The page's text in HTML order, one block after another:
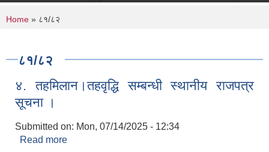
You are here
Home » ८१/८२
८१/८२
४. तहमिलान।तहवृद्धि सम्बन्धी स्थानीय राजपत्र
सूचना ।
Submitted on: Mon, 07/14/2025 - 12:34
Read more